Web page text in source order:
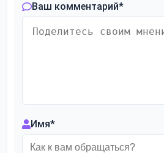
Ваш комментарий*
Имя*